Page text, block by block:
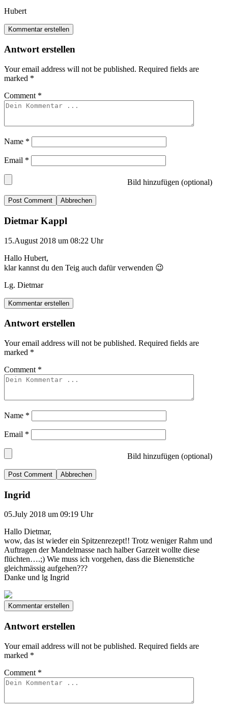
Hubert
Kommentar erstellen
Antwort erstellen
Your email address will not be published. Required fields are
marked *
Comment *
Name *
Email *
Bild hinzufügen (optional)
Abbrechen
Dietmar Kappl
15.August 2018 um 08:22 Uhr
Hallo Hubert,
klar kannst du den Teig auch dafür verwenden 😉
Lg. Dietmar
Kommentar erstellen
Antwort erstellen
Your email address will not be published. Required fields are
marked *
Comment *
Name *
Email *
Bild hinzufügen (optional)
Abbrechen
Ingrid
05.July 2018 um 09:19 Uhr
Hallo Dietmar,
wow, das ist wieder ein Spitzenrezept!! Trotz weniger Rahm und
Auftragen der Mandelmasse nach halber Garzeit wollte diese
flüchten….;) Wie muss ich vorgehen, dass die Bienenstiche
gleichmässig aufgehen???
Danke und lg Ingrid
Kommentar erstellen
Antwort erstellen
Your email address will not be published. Required fields are
marked *
Comment *